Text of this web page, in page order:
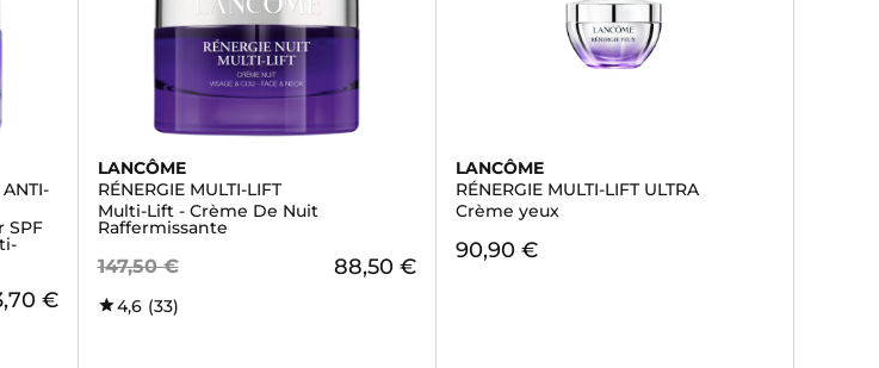
ANTI-
SPF
€
LANCÔME
RÉNERGIE MULTI-LIFT
Multi-Lift - Crème De Nuit
Raffermissante
147,50 € 88,50 €
4,6 (33)
LANCÔME
RÉNERGIE MULTI-LIFT ULTRA
Crème yeux
90,90 €